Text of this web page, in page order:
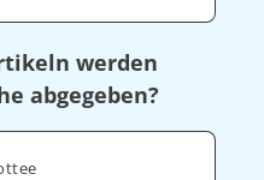
werden
abgegeben?